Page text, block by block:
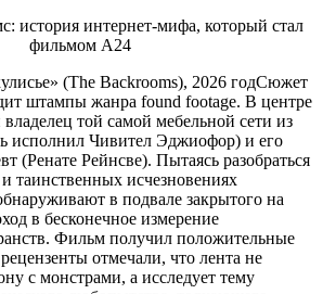
(The Backrooms), 2026 годСюжет
штампы жанра found footage. В центре
той самой мебельной сети из
исполнил Чивител Эджиофор) и его
(Ренате Рейнсве). Пытаясь разобраться
таинственных исчезновениях
в подвале закрытого на
в бесконечное измерение
Фильм получил положительные
отмечали, что лента не
с монстрами, а исследует тему